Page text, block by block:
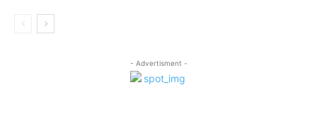
- Advertisment -